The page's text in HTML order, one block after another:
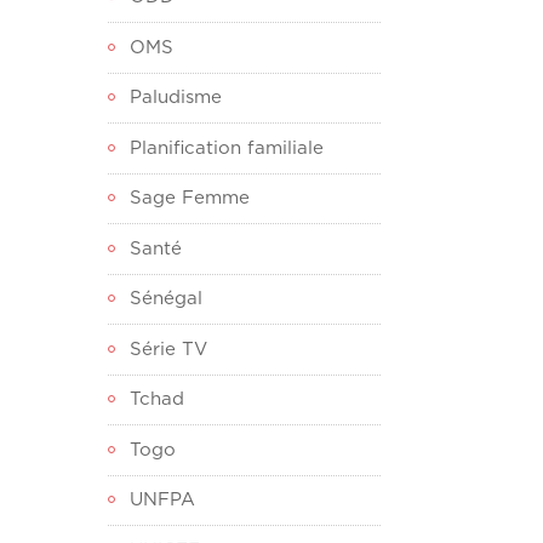
OMS
Paludisme
Planification familiale
Sage Femme
Santé
Sénégal
Série TV
Tchad
Togo
UNFPA